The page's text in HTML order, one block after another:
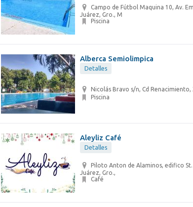
Campo de Fútbol Maquina 10, Av.
Juárez, Gro., M
Piscina
Alberca Semiolimpica
Detalles
Nicolás Bravo s/n, Cd
Piscina
Aleyliz Café
Detalles
Piloto Anton de Alaminos, edifico
Juárez, Gro.,
Café